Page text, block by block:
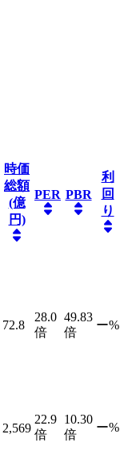
時価
総額
(億
円)
PER PBR
利
回
り
72.8
28.0
倍
49.83
倍
ー%
2,569
22.9
倍
10.30
倍
ー%